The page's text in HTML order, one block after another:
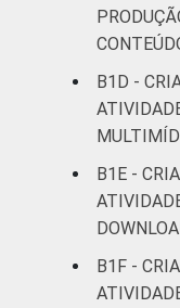
RENDA
FAMILIAR
B1D -
B1E -
B1F -